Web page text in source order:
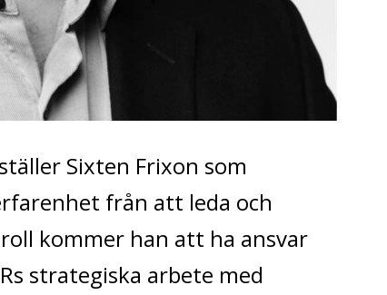
Sixten Frixon som
från att leda och
kommer han att ha ansvar
strategiska arbete med